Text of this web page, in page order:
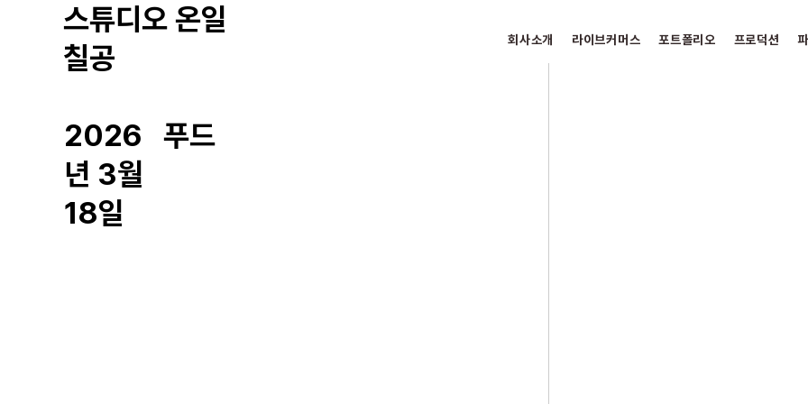
스튜디오 온일
칠공
회사소개 라이브커머스 포트폴리오 프로덕션
2026
년 3월
18일
푸드